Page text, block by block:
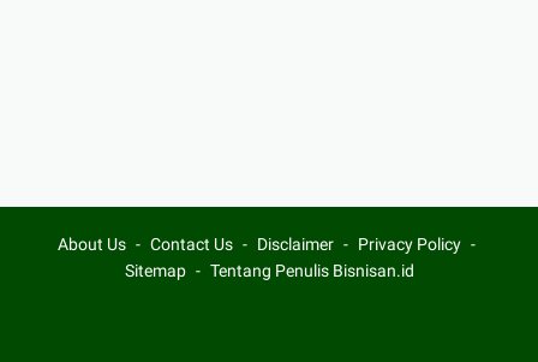
About Us Contact Us Disclaimer
Privacy Policy
Sitemap
Tentang Penulis Bisnisan.id